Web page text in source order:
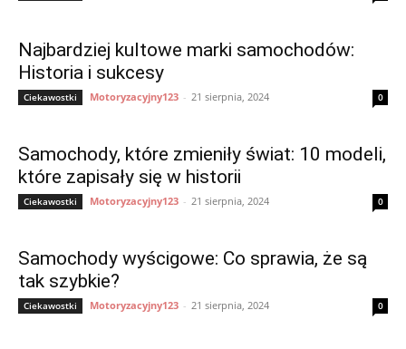
Najbardziej kultowe marki samochodów:
Historia i sukcesy
Ciekawostki Motoryzacyjny123 - 21 sierpnia, 2024 0
Samochody, które zmieniły świat: 10 modeli,
które zapisały się w historii
Ciekawostki Motoryzacyjny123 - 21 sierpnia, 2024 0
Samochody wyścigowe: Co sprawia, że są
tak szybkie?
Ciekawostki Motoryzacyjny123 - 21 sierpnia, 2024 0